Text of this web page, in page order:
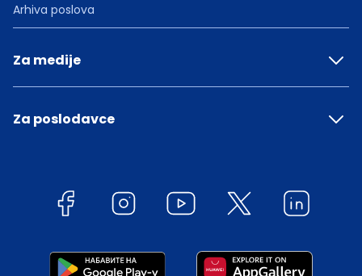
Arhiva poslova
Za medije
Za poslodavce